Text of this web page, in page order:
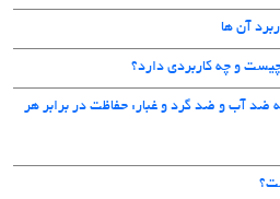
آن ها
ضد آب و ضد گرد و غبار: حفاظت در برابر هر